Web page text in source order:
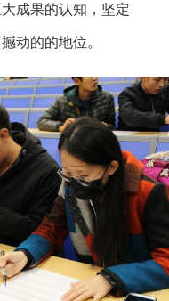
成果的认知，坚定
动的的地位。